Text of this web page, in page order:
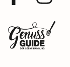
Profil
Zurück
zur